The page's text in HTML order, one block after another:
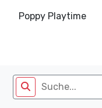
Poppy Playtime